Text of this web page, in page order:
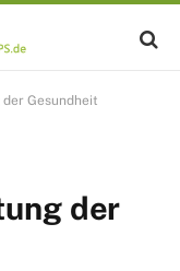
Gesundheit
der